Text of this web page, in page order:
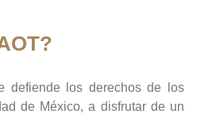
defiende los derechos de los
de México, a disfrutar de un